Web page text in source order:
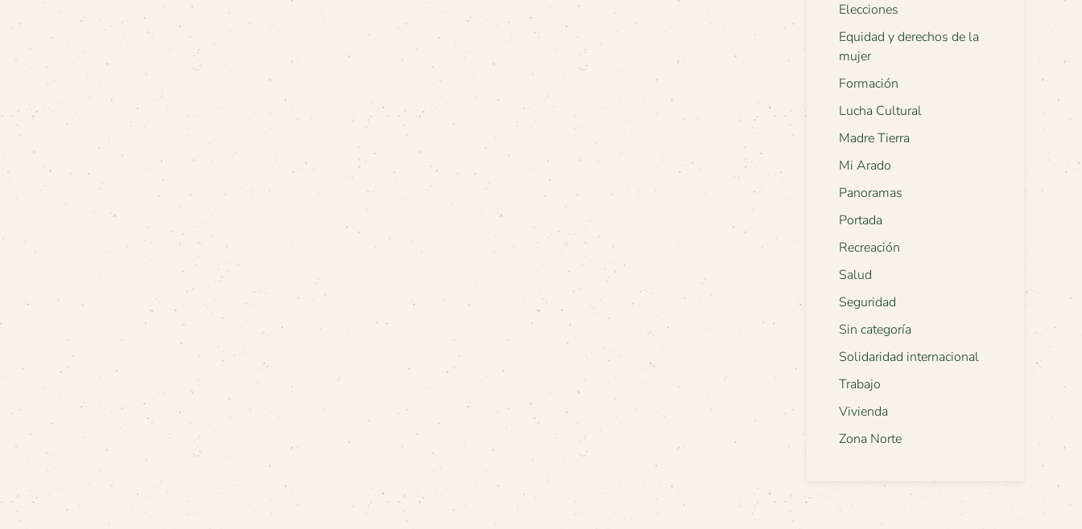
Elecciones
Equidad y derechos de la
mujer
Formación
Lucha Cultural
Madre Tierra
Mi Arado
Panoramas
Portada
Recreación
Salud
Seguridad
Sin categoría
Solidaridad internacional
Trabajo
Vivienda
Zona Norte